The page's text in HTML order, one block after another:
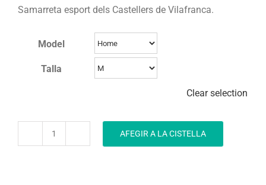
Samarreta esport dels Castellers de Vilafranca.
Model
Talla
Clear selection
quantitat
AFEGIR A LA CISTELLA